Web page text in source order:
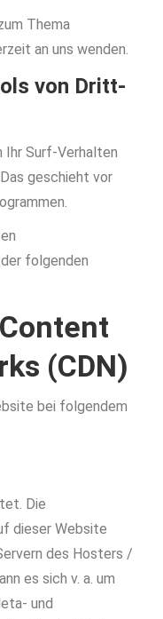
Thema
an uns wenden.
von Dritt­
Ihr Surf-Verhalten
geschieht vor
folgenden
(CDN)
bei folgendem
Die
dieser Website
des Hosters /
es sich v. a. um
und